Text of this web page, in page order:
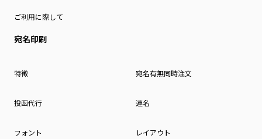
ご利用に際して
宛名印刷
特徴 宛名有無同時注文
投函代行 連名
フォント レイアウト